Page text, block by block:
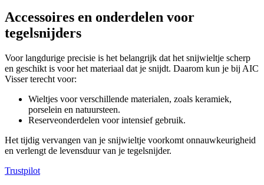
Accessoires en onderdelen voor
tegelsnijders
Voor langdurige precisie is het belangrijk dat het snijwieltje scherp
en geschikt is voor het materiaal dat je snijdt. Daarom kun je bij AIC
Visser terecht voor:
Wieltjes voor verschillende materialen, zoals keramiek,
porselein en natuursteen.
Reserveonderdelen voor intensief gebruik.
Het tijdig vervangen van je snijwieltje voorkomt onnauwkeurigheid
en verlengt de levensduur van je tegelsnijder.
Trustpilot